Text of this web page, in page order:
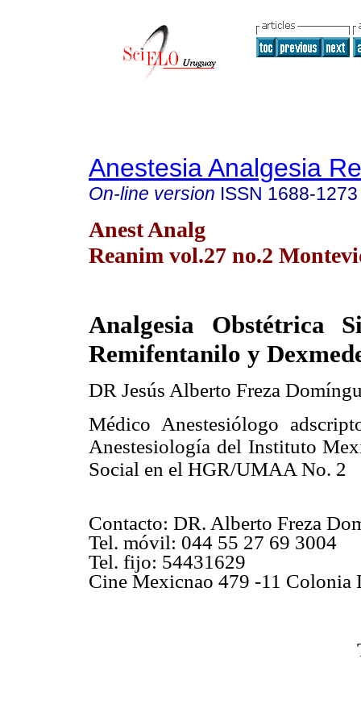
Anestesia Analgesia
On-line version ISSN 1688-1273
Anest Analg
Reanim vol.27 no.2
Analgesia Obstétrica
Remifentanilo y
DR Jesús Alberto Freza
Médico Anestesiólogo
Anestesiología del Instituto
Social en el HGR/UMAA No. 2
Contacto: DR. Alberto Freza
Tel. móvil: 044 55 27 69 3004
Tel. fijo: 54431629
Cine Mexicnao 479 -11 Colonia